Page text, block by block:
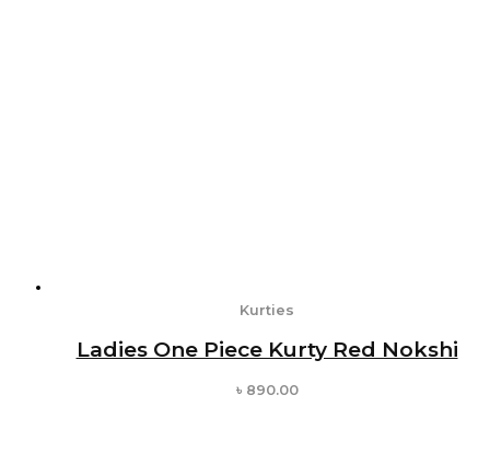
Kurties
Ladies One Piece Kurty Red Nokshi
৳ 890.00